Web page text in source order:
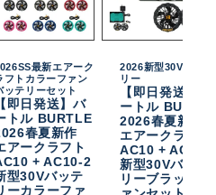
最新エアーク
フトカラーファン
ッテリーセット
【即日発送】バ
トル BURTLE
春夏新作
アークラフト
+ AC10-2
型30Vバッテ
ーカラーファ
2026新型30Vバッテ
リー
【即日発送】バ
ートル
2026春夏新作
エアークラフト
AC10 + AC10-
新型30Vバッテ
リーブラックフ
サポートをさせていただい
お選びください。
下セットは？